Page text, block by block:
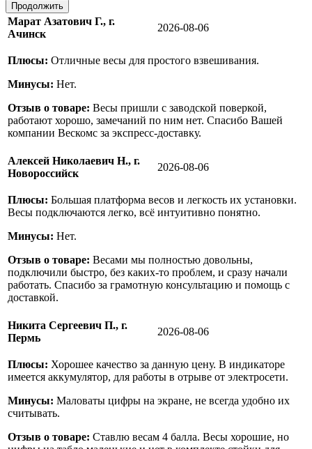
Продолжить
Марат Азатович Г., г.
Ачинск
2026-08-06
Плюсы: Отличные весы для простого взвешивания.
Минусы: Нет.
Отзыв о товаре: Весы пришли с заводской поверкой,
работают хорошо, замечаний по ним нет. Спасибо Вашей
компании Вескомс за экспресс-доставку.
Алексей Николаевич Н., г.
Новороссийск
2026-08-06
Плюсы: Большая платформа весов и легкость их установки.
Весы подключаются легко, всё интуитивно понятно.
Минусы: Нет.
Отзыв о товаре: Весами мы полностью довольны,
подключили быстро, без каких-то проблем, и сразу начали
работать. Спасибо за грамотную консультацию и помощь с
доставкой.
Никита Сергеевич П., г.
Пермь
2026-08-06
Плюсы: Хорошее качество за данную цену. В индикаторе
имеется аккумулятор, для работы в отрыве от электросети.
Минусы: Маловаты цифры на экране, не всегда удобно их
считывать.
Отзыв о товаре: Ставлю весам 4 балла. Весы хорошие, но